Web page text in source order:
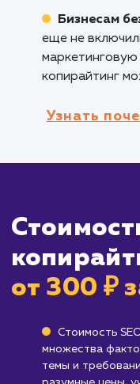
в
контент
Кому не
Брендам,
присутствие
онлайн-